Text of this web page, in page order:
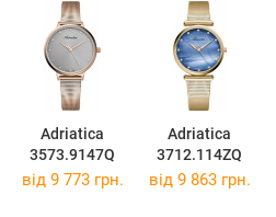
Adriatica
3573.9147Q
Adriatica
3712.114ZQ
від 9 773 грн. від 9 863 грн.